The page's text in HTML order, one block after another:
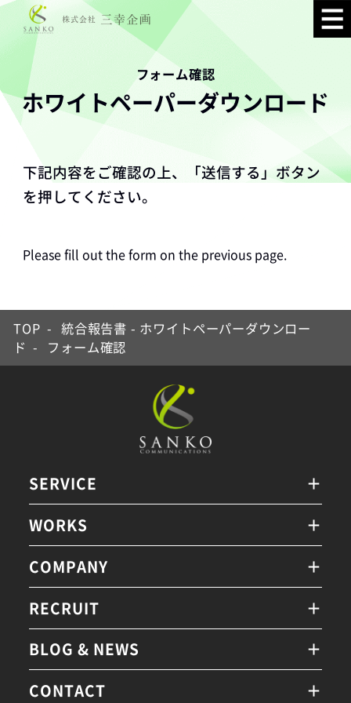
フォーム確認
ホワイトペーパーダウンロード
下記内容をご確認の上、「送信する」ボタン
を押してください。
Please fill out the form on the previous page.
TOP - 統合報告書 - ホワイトペーパーダウンロー
ド - フォーム確認
SERVICE
WORKS
COMPANY
RECRUIT
BLOG & NEWS
CONTACT